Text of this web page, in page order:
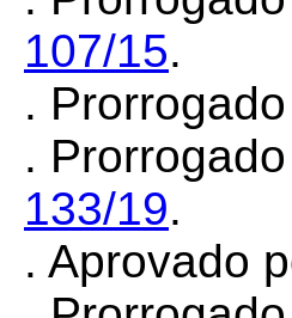
107/15.
.
.
133/19.
. Aprovado